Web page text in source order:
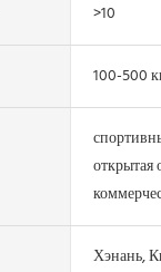
>10
100-500
открытая
Хэнань,